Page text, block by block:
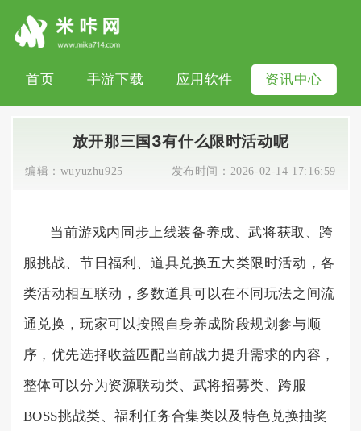
首页 手游下载 应用软件 资讯中心
放开那三国3有什么限时活动呢
编辑： wuyuzhu925 发布时间： 2026-02-14 17:16:59
当前游戏内同步上线装备养成、武将获取、跨
服挑战、节日福利、道具兑换五大类限时活动，各
类活动相互联动，多数道具可以在不同玩法之间流
通兑换，玩家可以按照自身养成阶段规划参与顺
序，优先选择收益匹配当前战力提升需求的内容，
整体可以分为资源联动类、武将招募类、跨服
BOSS挑战类、福利任务合集类以及特色兑换抽奖